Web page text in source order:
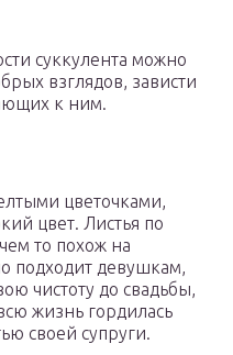
суккулента можно
взглядов, зависти
к ним.
цветочками,
цвет. Листья по
то похож на
подходит девушкам,
чистоту до свадьбы,
жизнь гордилась
своей супруги.